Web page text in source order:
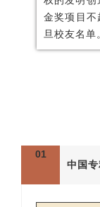
金奖项目
旦校友名单
01
中国